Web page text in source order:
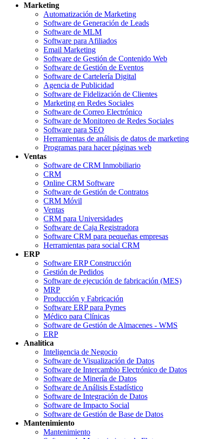
Marketing
Automatización de Marketing
Software de Generación de Leads
Software de MLM
Software para Afiliados
Email Marketing
Software de Gestión de Contenido Web
Software de Gestión de Eventos
Software de Cartelería Digital
Agencia de Publicidad
Software de Fidelización de Clientes
Marketing en Redes Sociales
Software de Correo Electrónico
Software de Monitoreo de Redes Sociales
Software para SEO
Herramientas de análisis de datos de marketing
Programas para hacer páginas web
Ventas
Software de CRM Inmobiliario
CRM
Online CRM Software
Software de Gestión de Contratos
CRM Móvil
Ventas
CRM para Universidades
Software de Caja Registradora
Software CRM para pequeñas empresas
Herramientas para social CRM
ERP
Software ERP Construcción
Gestión de Pedidos
Software de ejecución de fabricación (MES)
MRP
Producción y Fabricación
Software ERP para Pymes
Médico para Clínicas
Software de Gestión de Almacenes - WMS
ERP
Analítica
Inteligencia de Negocio
Software de Visualización de Datos
Software de Intercambio Electrónico de Datos
Software de Minería de Datos
Software de Análisis Estadístico
Software de Integración de Datos
Software de Impacto Social
Software de Gestión de Base de Datos
Mantenimiento
Mantenimiento